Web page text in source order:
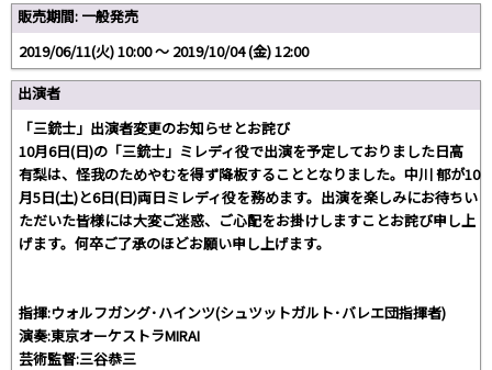
販売期間: 一般発売
2019/06/11(火) 10:00 〜 2019/10/04 (金) 12:00
出演者
「三銃士」出演者変更のお知らせとお詫び
10月6日(日)の「三銃士」ミレディ役で出演を予定しておりました日高
有梨は、怪我のためやむを得ず降板することとなりました。中川 郁が10
月5日(土)と6日(日)両日ミレディ役を務めます。出演を楽しみにお待ちい
ただいた皆様には大変ご迷惑、ご心配をお掛けしますことお詫び申し上
げます。何卒ご了承のほどお願い申し上げます。
指揮:ウォルフガング･ハインツ(シュツットガルト･バレエ団指揮者)
演奏:東京オーケストラMIRAI
芸術監督:三谷恭三